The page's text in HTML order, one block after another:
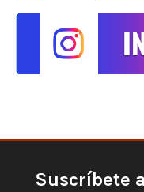
Suscríbete